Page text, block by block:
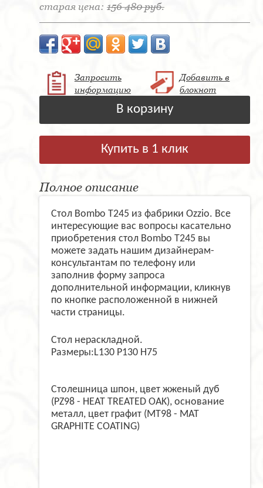
старая цена: 156 480 руб.
Запросить
информацию
Добавить в
блокнот
В корзину
Купить в 1 клик
Полное описание
Стол Bombo T245 из фабрики Ozzio. Все
интересующие вас вопросы касательно
приобретения стол Bombo T245 вы
можете задать нашим дизайнерам-
консультантам по телефону или
заполнив форму запроса
дополнительной информации, кликнув
по кнопке расположенной в нижней
части страницы.
Стол нераскладной.
Размеры:L130 P130 H75
Столешница шпон, цвет жженый дуб
(PZ98 - HEAT TREATED OAK), основание
металл, цвет графит (MT98 - MAT
GRAPHITE COATING)